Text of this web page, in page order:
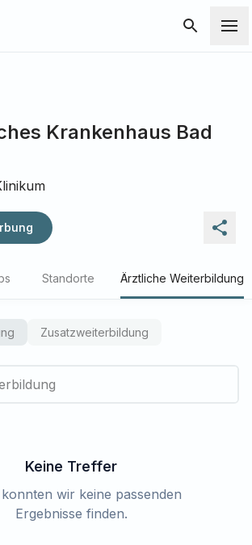
Krankenhaus Bad
Standorte Ärztliche Weiterbildung
Zusatzweiterbildung
Keine Treffer
wir keine passenden
Ergebnisse finden.